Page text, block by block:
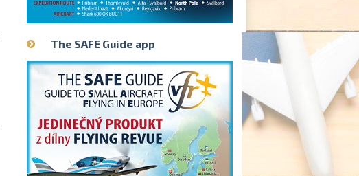
The SAFE Guide app